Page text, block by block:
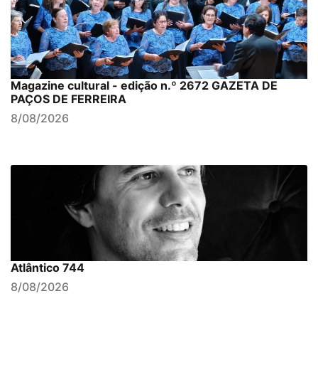
Magazine cultural - edição n.º 2672 GAZETA DE
PAÇOS DE FERREIRA
8/08/2026
Atlântico 744
8/08/2026